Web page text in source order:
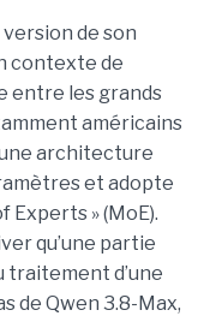
de son
contexte de
entre les grands
américains
architecture
et adopte
Experts » (MoE).
qu’une partie
traitement d’une
de Qwen 3.8-Max,